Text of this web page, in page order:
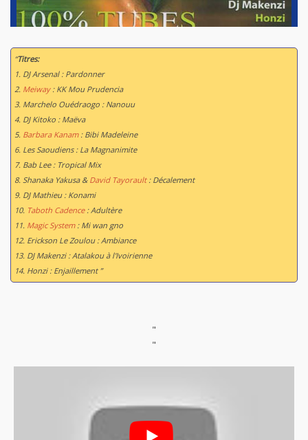
“Titres:
1. DJ Arsenal : Pardonner
2. Meiway: KK Mou Prudencia
3. Marchelo Ouédraogo : Nanouu
4. DJ Kitoko : Maëva
5. Barbara Kanam: Bibi Madeleine
6. Les Saoudiens : La Magnanimite
7. Bab Lee : Tropical Mix
8. Shanaka Yakusa & David Tayorault: Décalement
9. DJ Mathieu : Konami
10. Taboth Cadence: Adultère
11. Magic System: Mi wan gno
12. Erickson Le Zoulou : Ambiance
13. DJ Makenzi : Atalakou à l'Ivoirienne
14. Honzi : Enjaillement ”
"
"